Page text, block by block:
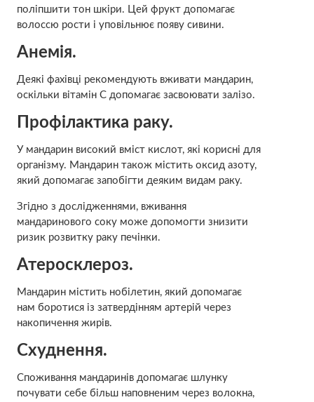
поліпшити тон шкіри. Цей фрукт допомагає
волоссю рости і уповільнює появу сивини.
Анемія.
Деякі фахівці рекомендують вживати мандарин,
оскільки вітамін С допомагає засвоювати залізо.
Профілактика раку.
У мандарин високий вміст кислот, які корисні для
організму. Мандарин також містить оксид азоту,
який допомагає запобігти деяким видам раку.
Згідно з дослідженнями, вживання
мандаринового соку може допомогти знизити
ризик розвитку раку печінки.
Атеросклероз.
Мандарин містить нобілетин, який допомагає
нам боротися із затвердінням артерій через
накопичення жирів.
Схуднення.
Споживання мандаринів допомагає шлунку
почувати себе більш наповненим через волокна,